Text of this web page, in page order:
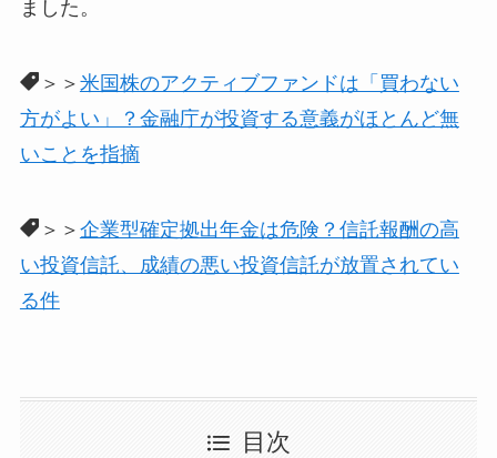
ました。
＞＞ 米国株のアクティブファンドは「買わない
方がよい」？金融庁が投資する意義がほとんど無
いことを指摘
＞＞ 企業型確定拠出年金は危険？信託報酬の高
い投資信託、成績の悪い投資信託が放置されてい
る件
目次